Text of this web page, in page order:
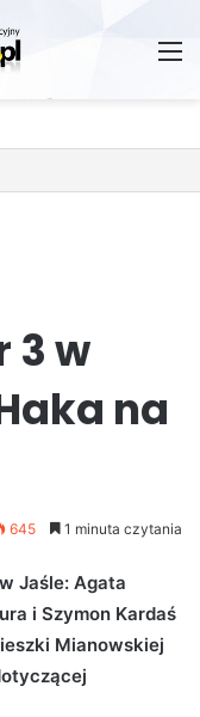
3 w
na
645 1 minuta czytania
Jaśle: Agata
i Szymon Kardaś
Mianowskiej